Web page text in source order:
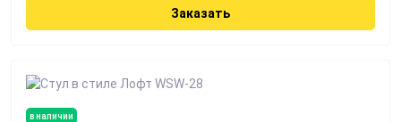
Заказать
в наличии